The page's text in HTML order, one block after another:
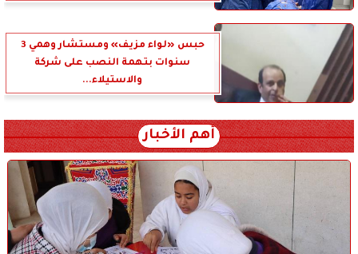
حبس «لواء مزيف» ومستشار وهمي 3
سنوات بتهمة النصب على شركة
والاستيلاء...
أهم الأخبار